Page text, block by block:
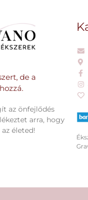
de a
az önfejlődés
arra, hogy
életed!